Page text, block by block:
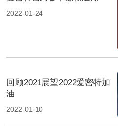
2022-01-24
回顾2021展望2022爱密特加
油
2022-01-10